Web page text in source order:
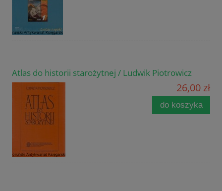
Atlas do historii starożytnej / Ludwik Piotrowicz
26,00 zł
do koszyka